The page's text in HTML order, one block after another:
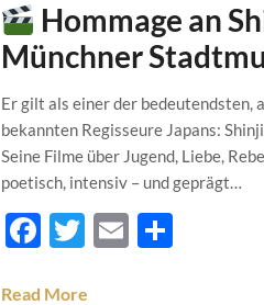
Hommage an
Münchner
Er gilt als einer der bedeutendsten,
bekannten Regisseure Japans:
Seine Filme über Jugend, Liebe,
poetisch, intensiv – und geprägt…
Facebook
Twitter
EmailTeilen
Read More